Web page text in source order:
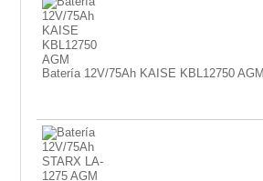
Batería 12V/75Ah KAISE KBL12750 AGM